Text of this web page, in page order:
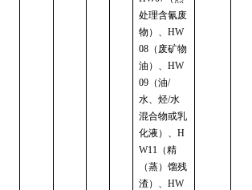
处理含氰废
物）、HW
08 （废矿物
油）、HW
09 （油/
水、烃/水
混合物或乳
化液）、H
W11 （精
（蒸）馏残
渣）、HW